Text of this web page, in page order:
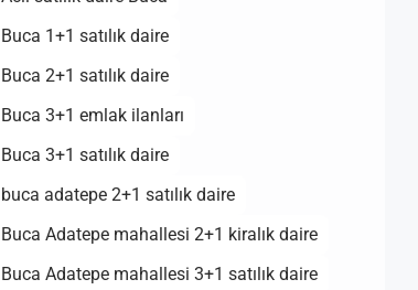
Buca 1+1 satılık daire
Buca 2+1 satılık daire
Buca 3+1 emlak ilanları
Buca 3+1 satılık daire
buca adatepe 2+1 satılık daire
Buca Adatepe mahallesi 2+1 kiralık daire
Buca Adatepe mahallesi 3+1 satılık daire